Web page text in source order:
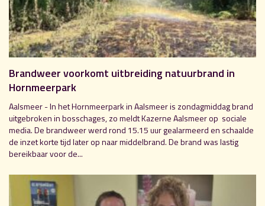
Brandweer voorkomt uitbreiding natuurbrand in
Hornmeerpark
Aalsmeer - In het Hornmeerpark in Aalsmeer is zondagmiddag brand
uitgebroken in bosschages, zo meldt Kazerne Aalsmeer op sociale
media. De brandweer werd rond 15.15 uur gealarmeerd en schaalde
de inzet korte tijd later op naar middelbrand. De brand was lastig
bereikbaar voor de...